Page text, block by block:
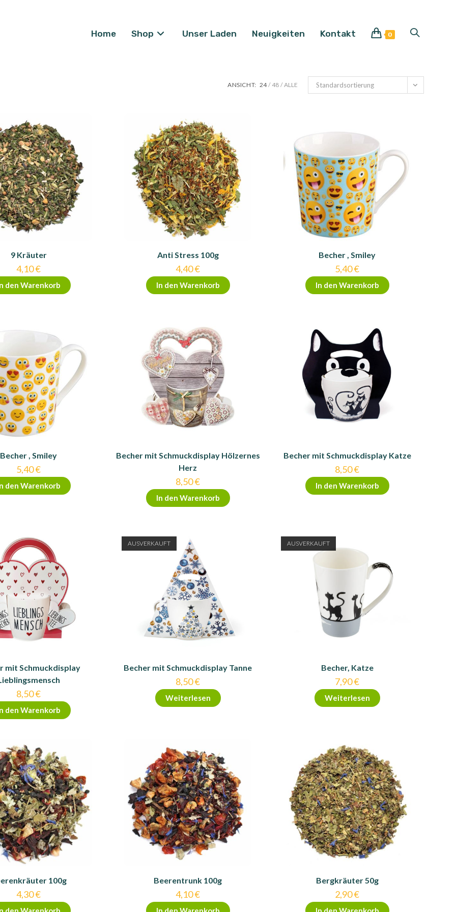
Home Shop Unser Laden Neuigkeiten Kontakt 0 Website-
umschalten
Standardsortierung
ANSICHT: 24 48 ALLE
9 Kräuter
4,10€
den Warenkorb
Anti Stress 100g
4,40€
In den Warenkorb
Becher , Smiley
5,40€
In den Warenkorb
Becher , Smiley
5,40€
den Warenkorb
Becher mit Schmuckdisplay Hölzernes
Herz
8,50€
In den Warenkorb
Becher mit Schmuckdisplay Katze
8,50€
In den Warenkorb
mit Schmuckdisplay
8,50€
den Warenkorb
AUSVERKAUFT
Becher mit Schmuckdisplay Tanne
8,50€
Weiterlesen
AUSVERKAUFT
Becher, Katze
7,90€
Weiterlesen
100g
4,30€
Beerentrunk 100g
4,10€
Bergkräuter 50g
2,90€